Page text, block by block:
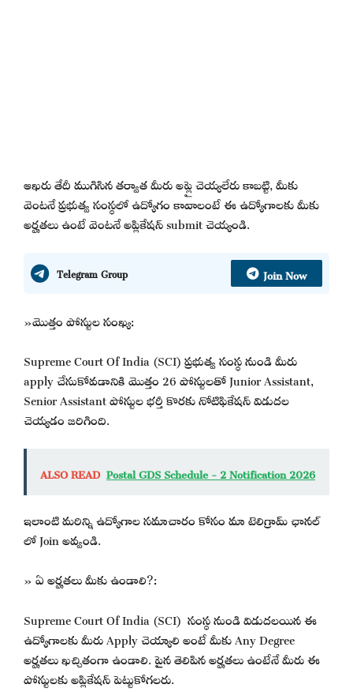
ఆఖరు తేదీ ముగిసిన తర్వాత మీరు అప్లై చెయ్యలేరు కాబట్టి, మీకు
వెంటనే ప్రభుత్వ సంస్థలో ఉద్యోగం కావాలంటే ఈ ఉద్యోగాలకు మీకు
అర్హతలు ఉంటే వెంటనే అప్లికేషన్ submit చెయ్యండి.
Telegram Group Join Now
»మొత్తం పోస్టుల సంఖ్య:
Supreme Court Of India (SCI) ప్రభుత్వ సంస్థ నుండి మీరు
apply చేసుకోవడానికి మొత్తం 26 పోస్టులతో Junior Assistant,
Senior Assistant పోస్టుల భర్తీ కొరకు నోటిఫికేషన్ విడుదల
చెయ్యడం జరిగింది.
ALSO READ Postal GDS Schedule - 2 Notification 2026
ఇలాంటి మరిన్ని ఉద్యోగాల సమాచారం కోసం మా టెలిగ్రామ్ ఛానల్
లో Join అవ్వండి.
» ఏ అర్హతలు మీకు ఉండాలి?:
Supreme Court Of India (SCI) సంస్థ నుండి విడుదలయిన ఈ
ఉద్యోగాలకు మీరు Apply చెయ్యాలి అంటే మీకు Any Degree
అర్హతలు ఖచ్చితంగా ఉండాలి. పైన తెలిపిన అర్హతలు ఉంటేనే మీరు ఈ
పోస్టులకు అప్లికేషన్ పెట్టుకోగలరు.